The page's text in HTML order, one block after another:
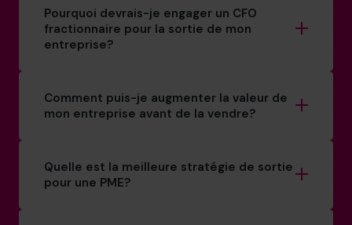
Pourquoi devrais-je engager un CFO
fractionnaire pour la sortie de mon
entreprise?
Comment puis-je augmenter la valeur de
mon entreprise avant de la vendre?
Quelle est la meilleure stratégie de sortie
pour une PME?